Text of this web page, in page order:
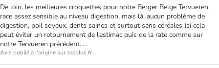
De loin, les meilleures croquettes pour notre Berger Belge Tervueren,
race assez sensible au niveau digestion, mais là, aucun problème de
digestion, poil soyeux, dents saines et surtout sans céréales (si cela
peut éviter un retournement de l’estimac puis de la rate comme sur
notre Tervueren précédent.....
Avis publié à l'origine sur zooplus.fr